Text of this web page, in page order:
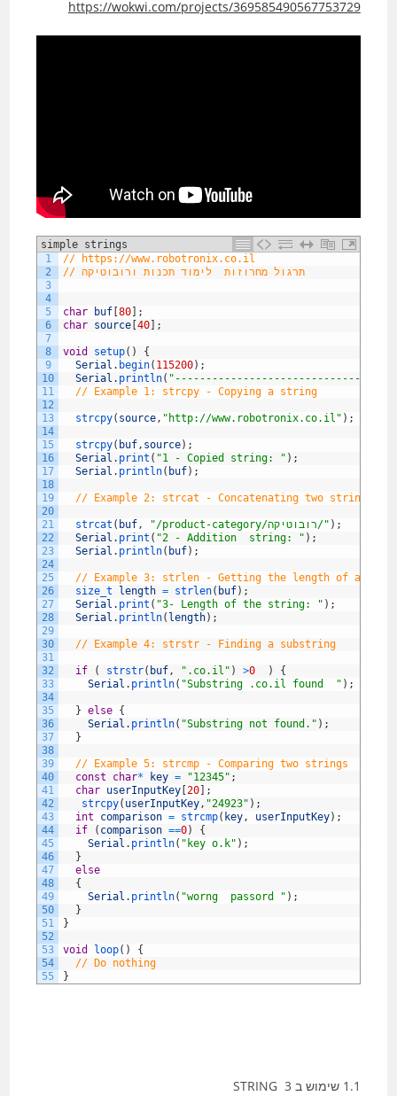
https://wokwi.com/projects/369585490567753729
simple strings
1
2
3
4
5
6
7
8
9
10
11
12
13
14
15
16
17
18
19
20
21
22
23
24
25
26
27
28
29
30
31
32
33
34
35
36
37
38
39
40
41
42
43
44
45
46
47
48
49
50
51
52
53
54
55
// https://www.robotronix.co.il
// תרגול מחרוזות  לימוד תכנות ורובוטיקה
char buf [80
;
char source [40 ;
void setup( )
{
Serial . begin( 115200) ;
Serial . println(
// Example 1: strcpy - Copying a string
strcpy( source, "http://www.robotronix.co.il" ) ;
strcpy( buf, source) ;
Serial . print ( "1 - Copied string: " ) ;
Serial . println( buf) ;
// Example 2: strcat - Concatenating two strings
strcat ( buf, "/product-category/רובוטיקה/" ) ;
Serial . print ( "2 - Addition  string: " ) ;
Serial . println( buf) ;
// Example 3: strlen - Getting the length of a
size_t
length = strlen( buf) ;
Serial . print ( "3- Length of the string: " ) ;
Serial . println( length) ;
// Example 4: strstr - Finding a substring
if ( strstr( buf, ".co.il" ) >0 )
{
Serial . println( "Substring .co.il found  " ) ;
} else {
Serial . println( "Substring not found." ) ;
}
// Example 5: strcmp - Comparing two strings
const
char* key = "12345" ;
char userInputKey [20
;
strcpy( userInputKey, "24923" ) ;
int
comparison = strcmp( key, userInputKey) ;
if
( comparison ==0)
{
Serial . println( "key o.k" ) ;
}
else
{
Serial . println( "worng  passord " ) ;
}
}
void loop( )
{
// Do nothing
}
1.1 שימוש ב STRING 3